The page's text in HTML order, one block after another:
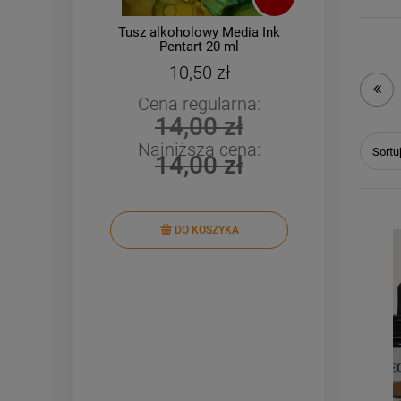
Tusz alkoholowy Media Ink
Pentart 20 ml
10,50 zł
Cena regularna:
14,00 zł
Najniższa cena:
14,00 zł
DO KOSZYKA
Cena